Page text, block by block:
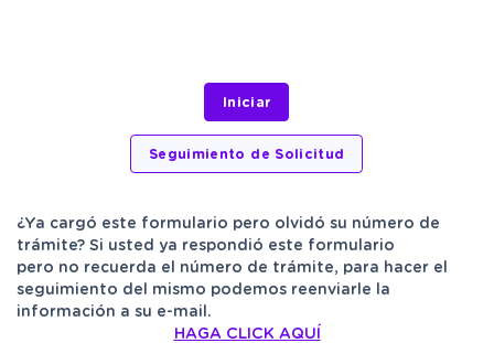
¿Ya cargó este formulario pero olvidó su número de
trámite? Si usted ya respondió este formulario
pero no recuerda el número de trámite, para hacer el
seguimiento del mismo podemos reenviarle la
información a su e-mail.
HAGA CLICK AQUÍ